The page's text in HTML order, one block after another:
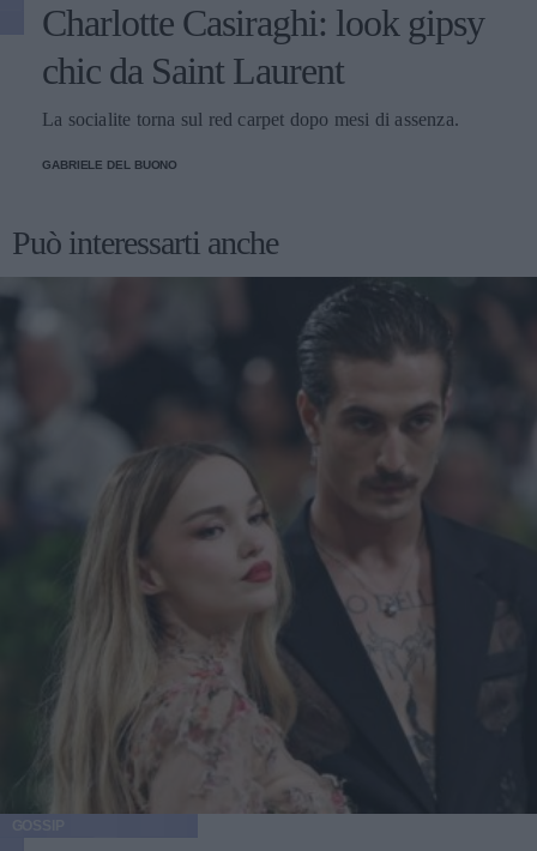
Charlotte Casiraghi: look gipsy
chic da Saint Laurent
La socialite torna sul red carpet dopo mesi di assenza.
GABRIELE DEL BUONO
Può interessarti anche